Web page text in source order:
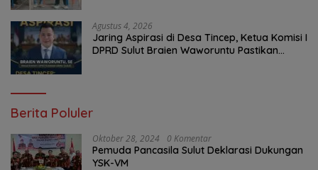
Agustus 4, 2026
Jaring Aspirasi di Desa Tincep, Ketua Komisi I
DPRD Sulut Braien Waworuntu Pastikan
Berita Poluler
Oktober 28, 2024 0 Komentar
Pemuda Pancasila Sulut Deklarasi Dukungan
YSK-VM